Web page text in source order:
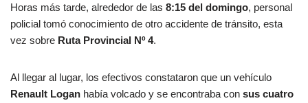
Horas más tarde, alrededor de las 8:15 del domingo, personal
policial tomó conocimiento de otro accidente de tránsito, esta
vez sobre Ruta Provincial Nº 4.
Al llegar al lugar, los efectivos constataron que un vehículo
Renault Logan había volcado y se encontraba con sus cuatro